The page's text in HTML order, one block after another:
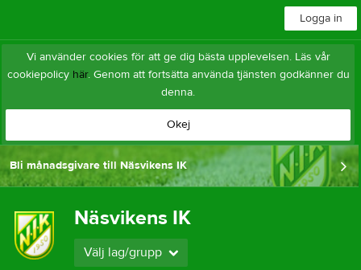
Logga in
Vi använder cookies för att ge dig bästa upplevelsen. Läs vår
cookiepolicy här. Genom att fortsätta använda tjänsten godkänner du
denna.
Okej
Bli månadsgivare till Näsvikens IK
Näsvikens IK
Välj lag/grupp